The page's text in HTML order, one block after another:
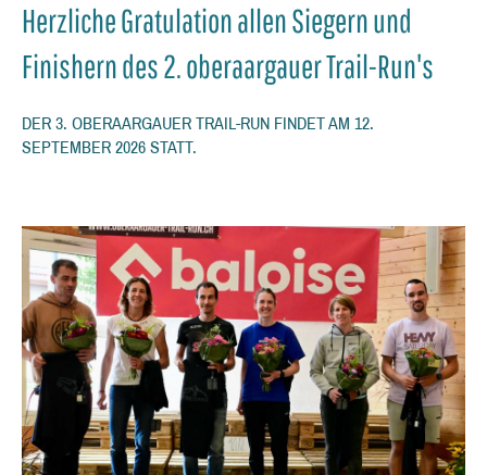
Herzliche Gratulation allen Siegern und
Finishern des 2. oberaargauer Trail-Run's
DER 3. OBERAARGAUER TRAIL-RUN FINDET AM 12.
SEPTEMBER 2026 STATT.